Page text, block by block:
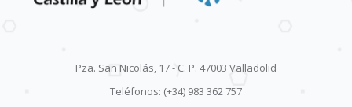
Pza. San Nicolás, 17 - C. P. 47003 Valladolid
Teléfonos: (+34) 983 362 757